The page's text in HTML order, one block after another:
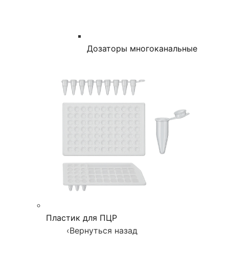
Дозаторы многоканальные
Пластик для ПЦР
‹Вернуться назад